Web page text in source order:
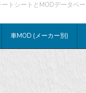
トシートとMODデータベ
車MOD (メーカー別)